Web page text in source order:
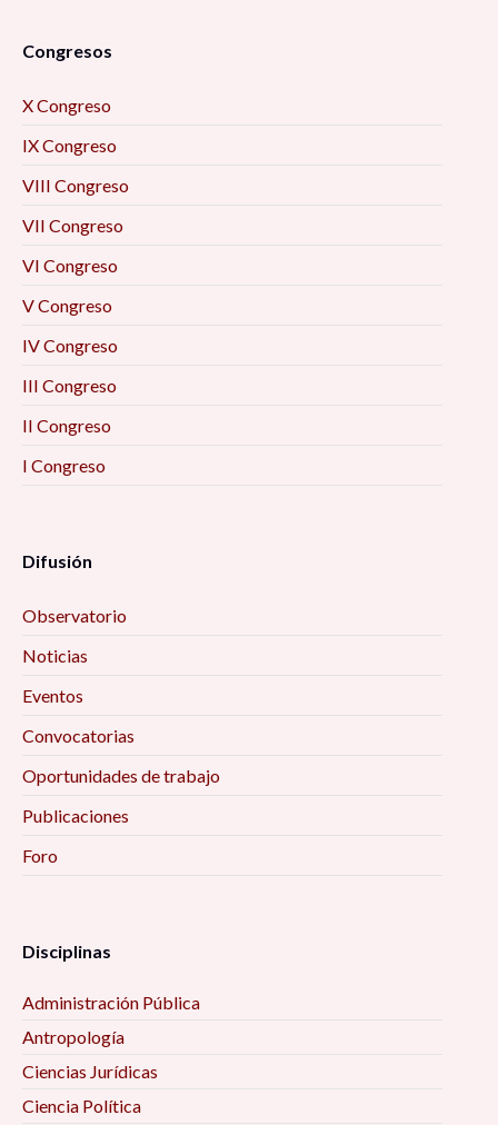
Congresos
X Congreso
IX Congreso
VIII Congreso
VII Congreso
VI Congreso
V Congreso
IV Congreso
III Congreso
II Congreso
I Congreso
Difusión
Observatorio
Noticias
Eventos
Convocatorias
Oportunidades de trabajo
Publicaciones
Foro
Disciplinas
Administración Pública
Antropología
Ciencias Jurídicas
Ciencia Política